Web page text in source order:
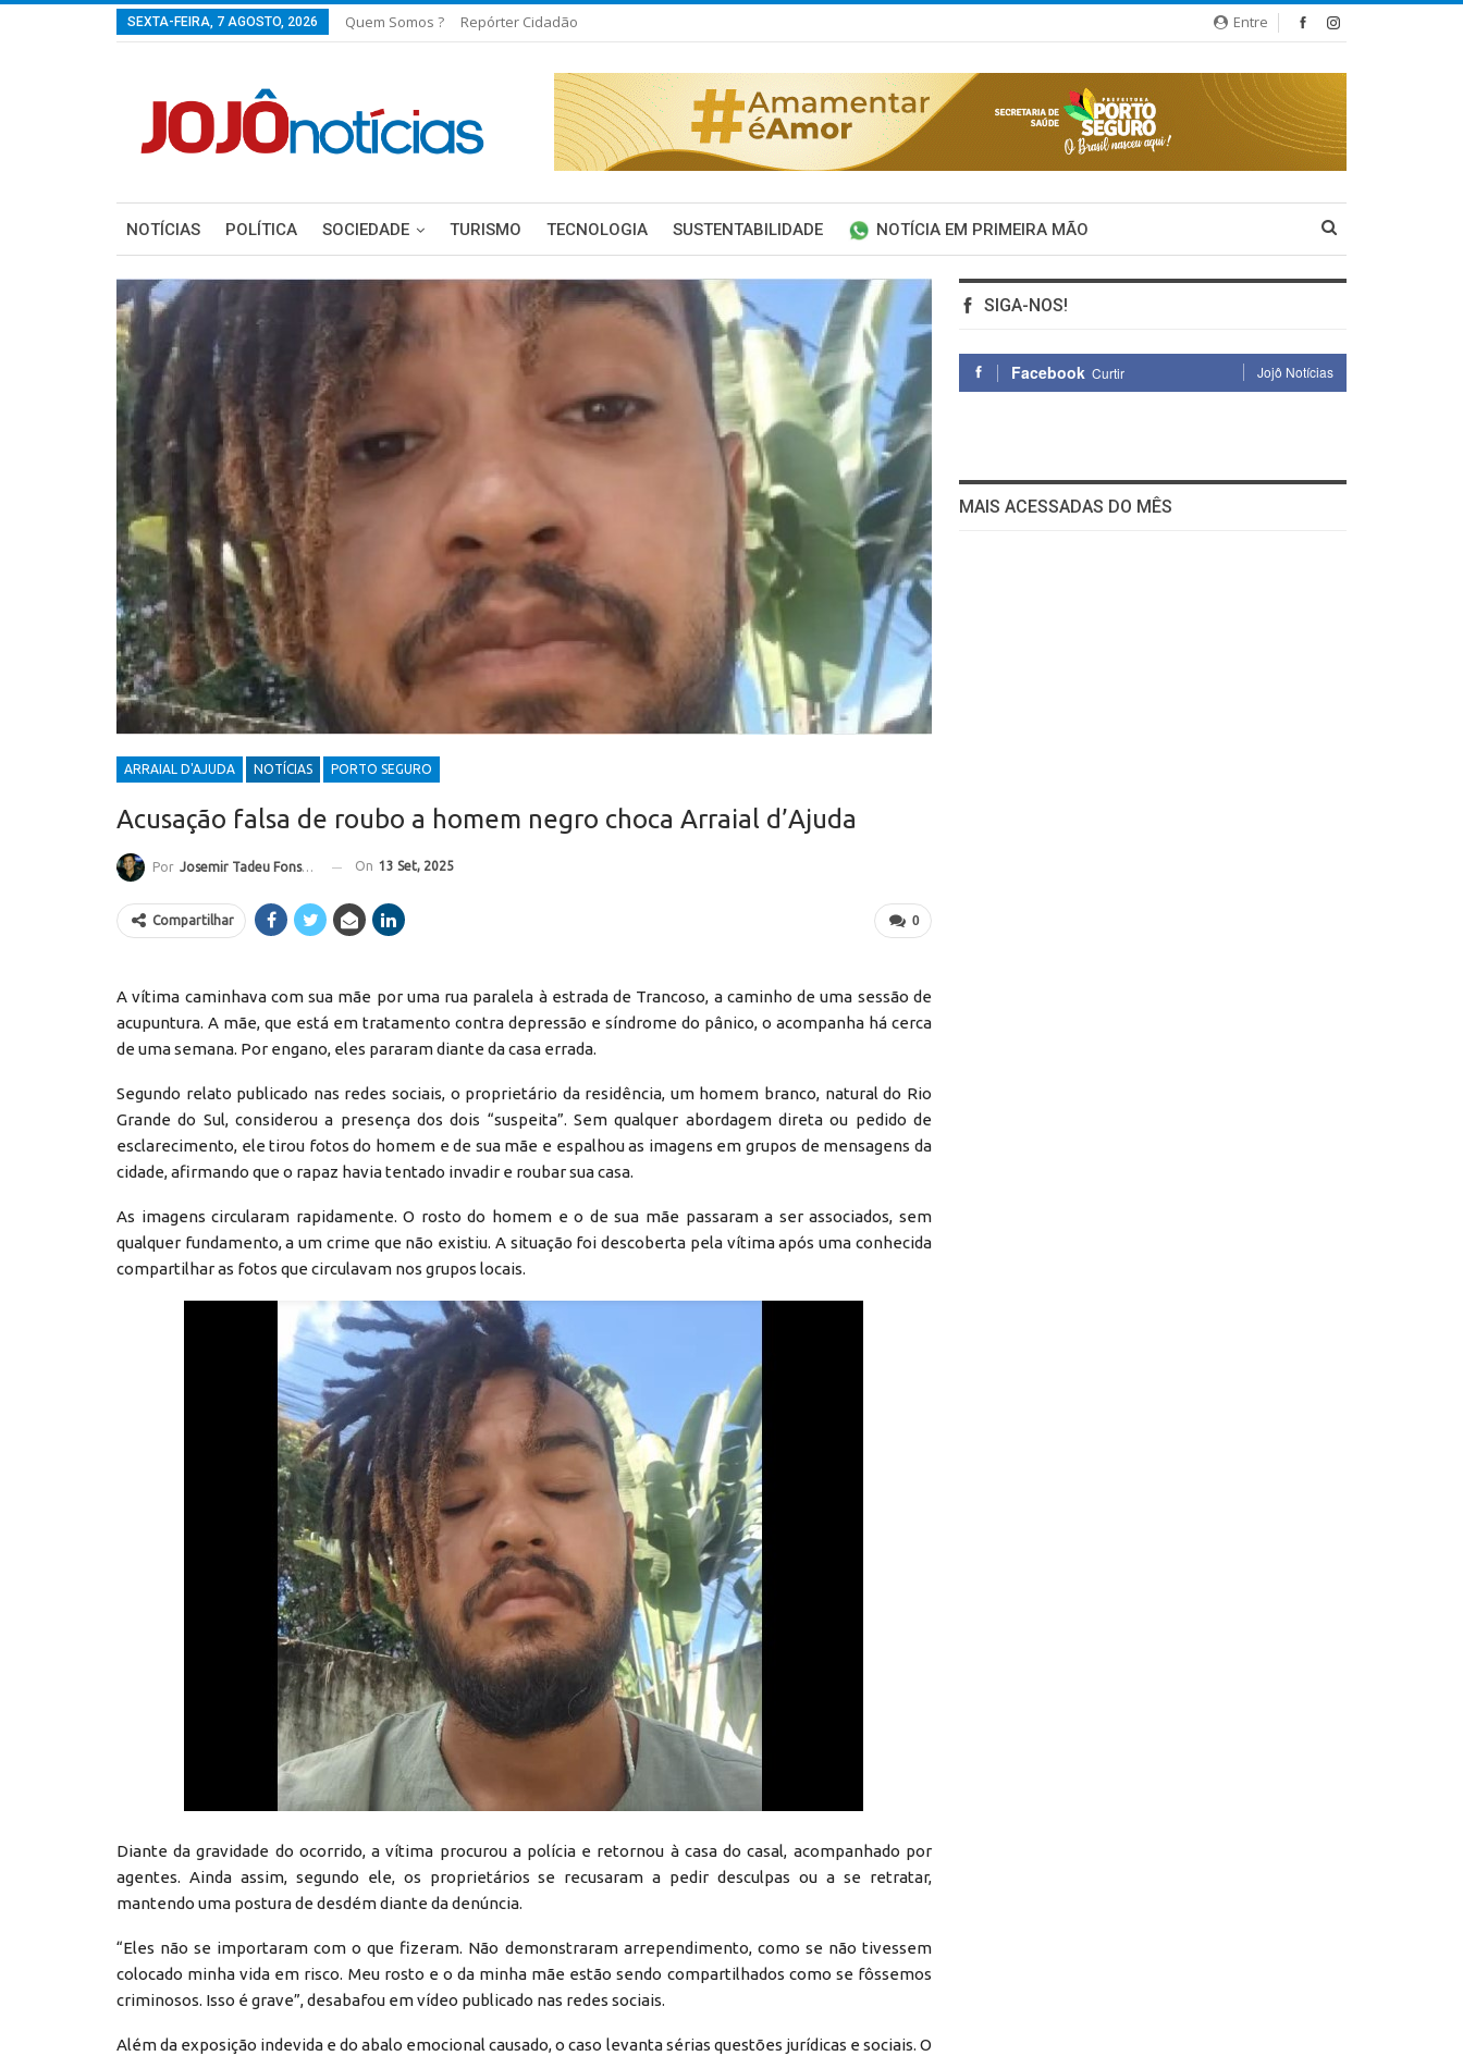
Entre
SEXTA-FEIRA, 7 AGOSTO, 2026 Quem Somos ? Repórter Cidadão
NOTÍCIAS POLÍTICA SOCIEDADE TURISMO TECNOLOGIA SUSTENTABILIDADE NOTÍCIA EM PRIMEIRA MÃO
ARRAIAL D'AJUDA NOTÍCIAS PORTO SEGURO
Acusação falsa de roubo a homem negro choca Arraial d’Ajuda
Por Josemir Tadeu Fonseca On 13 Set, 2025
0
Compartilhar
A vítima caminhava com sua mãe por uma rua paralela à estrada de Trancoso, a caminho de uma sessão de
acupuntura. A mãe, que está em tratamento contra depressão e síndrome do pânico, o acompanha há cerca
de uma semana. Por engano, eles pararam diante da casa errada.
Segundo relato publicado nas redes sociais, o proprietário da residência, um homem branco, natural do Rio
Grande do Sul, considerou a presença dos dois “suspeita”. Sem qualquer abordagem direta ou pedido de
esclarecimento, ele tirou fotos do homem e de sua mãe e espalhou as imagens em grupos de mensagens da
cidade, afirmando que o rapaz havia tentado invadir e roubar sua casa.
As imagens circularam rapidamente. O rosto do homem e o de sua mãe passaram a ser associados, sem
qualquer fundamento, a um crime que não existiu. A situação foi descoberta pela vítima após uma conhecida
compartilhar as fotos que circulavam nos grupos locais.
Diante da gravidade do ocorrido, a vítima procurou a polícia e retornou à casa do casal, acompanhado por
agentes. Ainda assim, segundo ele, os proprietários se recusaram a pedir desculpas ou a se retratar,
mantendo uma postura de desdém diante da denúncia.
“Eles não se importaram com o que fizeram. Não demonstraram arrependimento, como se não tivessem
colocado minha vida em risco. Meu rosto e o da minha mãe estão sendo compartilhados como se fôssemos
criminosos. Isso é grave”, desabafou em vídeo publicado nas redes sociais.
Além da exposição indevida e do abalo emocional causado, o caso levanta sérias questões jurídicas e sociais. O
SIGA-NOS!
Facebook Curtir Jojô Notícias
MAIS ACESSADAS DO MÊS